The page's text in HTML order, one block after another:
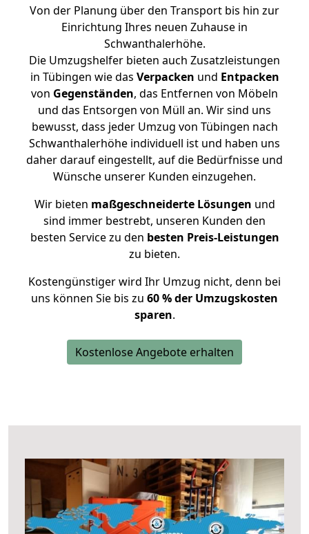
Von der Planung über den Transport bis hin zur
Einrichtung Ihres neuen Zuhause in
Schwanthalerhöhe.
Die Umzugshelfer bieten auch Zusatzleistungen
in Tübingen wie das Verpacken und Entpacken
von Gegenständen, das Entfernen von Möbeln
und das Entsorgen von Müll an. Wir sind uns
bewusst, dass jeder Umzug von Tübingen nach
Schwanthalerhöhe individuell ist und haben uns
daher darauf eingestellt, auf die Bedürfnisse und
Wünsche unserer Kunden einzugehen.
Wir bieten maßgeschneiderte Lösungen und
sind immer bestrebt, unseren Kunden den
besten Service zu den besten Preis-Leistungen
zu bieten.
Kostengünstiger wird Ihr Umzug nicht, denn bei
uns können Sie bis zu 60 % der Umzugskosten
sparen.
Kostenlose Angebote erhalten